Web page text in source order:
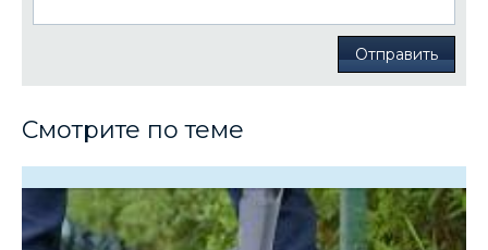
Отправить
Смотрите по теме